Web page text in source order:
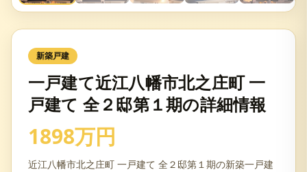
新築戸建
一戸建て近江八幡市北之庄町 一
戸建て 全２邸第１期の詳細情報
1898万円
近江八幡市北之庄町 一戸建て 全２邸第１期の新築一戸建